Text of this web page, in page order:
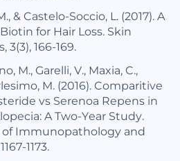
& Castelo-Soccio, L. (2017). A
for Hair Loss. Skin
166-169.
M., Garelli, V., Maxia, C.,
M. (2016). Comparitive
vs Serenoa Repens in
A Two-Year Study.
Immunopathology and
1173.